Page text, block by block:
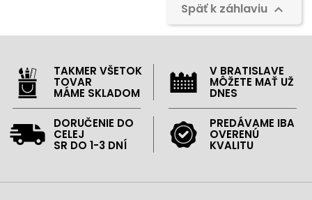
Späť k záhlaviu 
TAKMER VŠETOK
TOVAR
MÁME SKLADOM
V BRATISLAVE
MÔŽETE MAŤ UŽ
DNES
DORUČENIE DO
CELEJ
SR DO 1-3 DNÍ
PREDÁVAME IBA
OVERENÚ
KVALITU